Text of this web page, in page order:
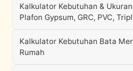
Kalkulator Kebutuhan &
Plafon Gypsum, GRC, PVC,
Kalkulator Kebutuhan Bata
Rumah